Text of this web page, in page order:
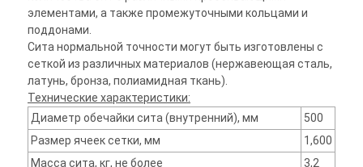
элементами, а также промежуточными кольцами и
поддонами.
Сита нормальной точности могут быть изготовлены с
сеткой из различных материалов (нержавеющая сталь,
латунь, бронза, полиамидная ткань).
Технические характеристики:
Диаметр обечайки сита (внутренний), мм
500
Размер ячеек сетки, мм
1,600
Масса сита, кг, не более
3,2